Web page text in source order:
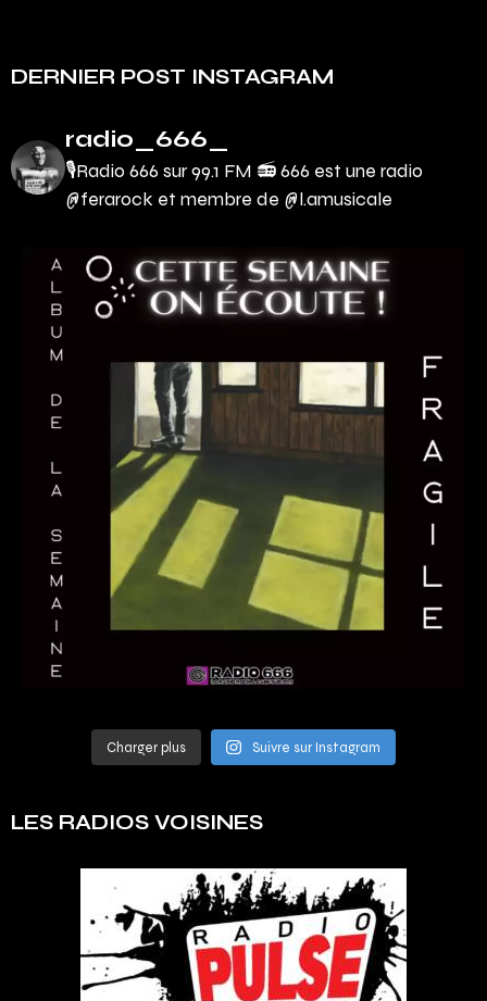
DERNIER POST INSTAGRAM
radio_666_
🎙Radio 666 sur 99.1 FM 📻666 est une radio
@ferarock et membre de @l.amusicale
Charger plus Suivre sur Instagram
LES RADIOS VOISINES